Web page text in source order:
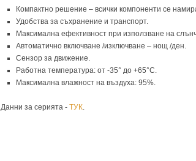
Компактно решение – всички компоненти се
Удобства за съхранение и транспорт.
Максимална ефективност при използване на
Автоматично включване /изключване – нощ /ден.
Сензор за движение.
Работна температура: от -35° до +65°C.
Максимална влажност на въздуха: 95%.
Данни за серията - ТУК.